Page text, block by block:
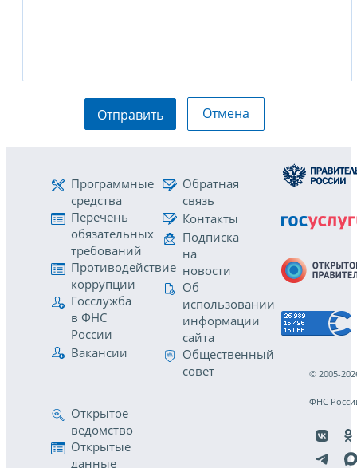
Отправить Отмена
Программные
средства
Перечень
обязательных
требований
Противодействие
коррупции
Госслужба
в ФНС
России
Вакансии
Обратная
связь
Контакты
Подписка
на
новости
Об
использовании
информации
сайта
Общественный
совет
Открытое
ведомство
Открытые
данные
© 2005-
ФНС